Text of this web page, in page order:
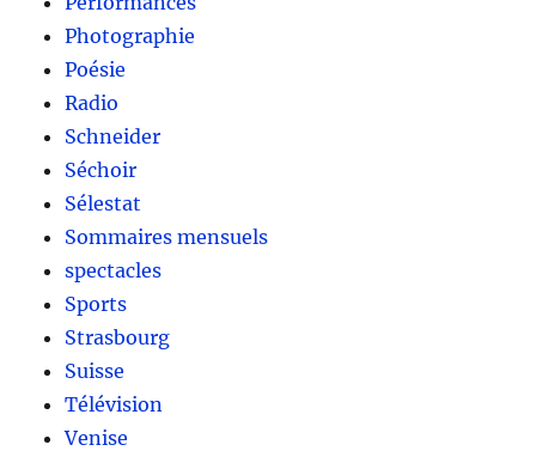
Photographie
Poésie
Radio
Schneider
Séchoir
Sélestat
Sommaires mensuels
spectacles
Sports
Strasbourg
Suisse
Télévision
Venise